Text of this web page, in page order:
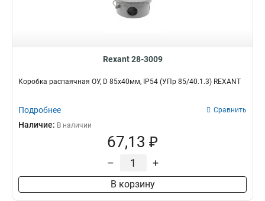
Rexant 28-3009
Коробка распаячная ОУ, D 85х40мм, IP54 (УПр 85/40.1.3) REXANT
Подробнее Сравнить
Наличие: В наличии
67,13 ₽
– +
В корзину